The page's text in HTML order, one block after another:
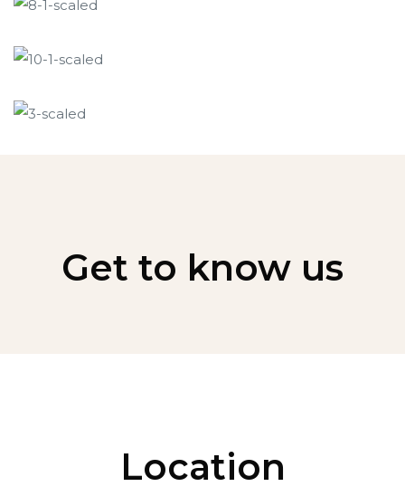
Get to know us
Location